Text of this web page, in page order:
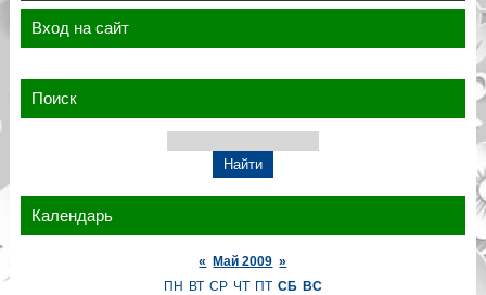
Вход на сайт
Поиск
Календарь
« Май 2009 »
ПН ВТ СР ЧТ ПТ СБ ВС